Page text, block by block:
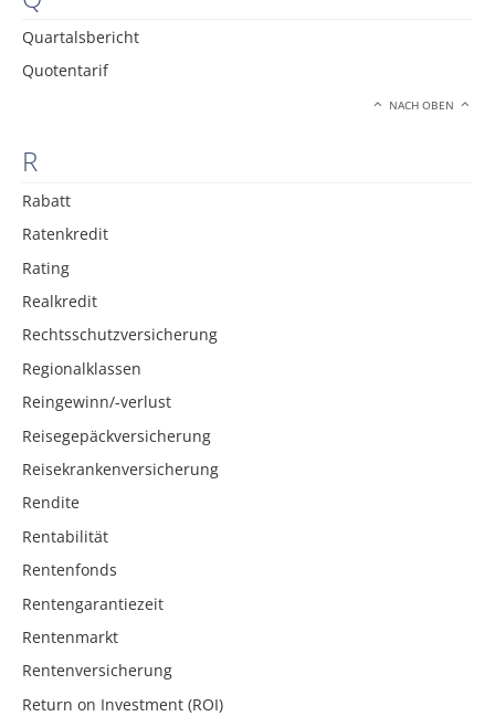
Quartalsbericht
Quotentarif
NACH OBEN
R
Rabatt
Ratenkredit
Rating
Realkredit
Rechtsschutzversicherung
Regionalklassen
Reingewinn/-verlust
Reisegepäckversicherung
Reisekrankenversicherung
Rendite
Rentabilität
Rentenfonds
Rentengarantiezeit
Rentenmarkt
Rentenversicherung
Return on Investment (ROI)